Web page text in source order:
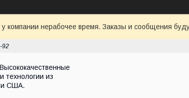
у компании нерабочее время. Заказы и сообщения
92
технологии из
и США.